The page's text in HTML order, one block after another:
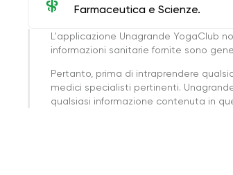
Farmaceutica e Scienze.
L'applicazione Unagrande YogaClub
informazioni sanitarie fornite sono
Pertanto, prima di intraprendere
medici specialisti pertinenti.
qualsiasi informazione contenuta in